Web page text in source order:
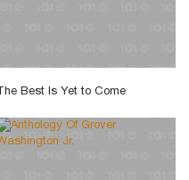
The Best Is Yet to Come